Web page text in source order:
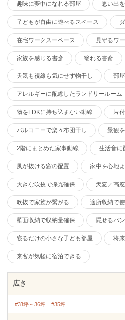
趣味に夢中になれる部屋 思い出
子どもが自由に遊べるスペース
在宅ワークスーペース 見守るワ
家族を感じる書斎 篭れる書斎
天気も視線も気にせず物干し 部
アレルギーに配慮したランドリールーム
物をLDKに持ち込まない動線 片
バルコニーで楽々布団干し 景観
2階にまとめた家事動線 生活音に
風が抜ける窓の配置 家中を心地
大きな吹抜で採光確保 天窓／高
吹抜で家族が繋がる 適所収納で
壁面収納で収納量確保 隠せるパ
寝るだけの小さな子ども部屋 将
来客が気軽に宿泊できる
広さ
#33坪～36坪 #35坪